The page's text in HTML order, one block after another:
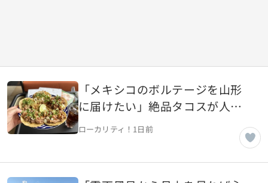
「メキシコのボルテージを山形
に届けたい」絶品タコスが人気
のメキシコ料理店【山形県山形
ローカリティ！ 1日前